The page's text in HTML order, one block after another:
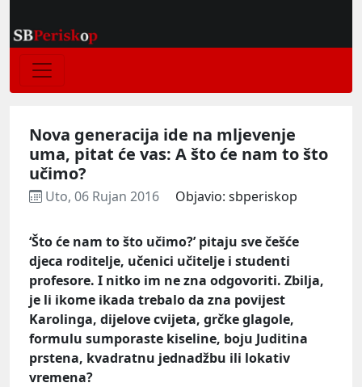
Nova generacija ide na mljevenje
uma, pitat će vas: A što će nam to što
učimo?
Uto, 06 Rujan 2016 Objavio: sbperiskop
‘Što će nam to što učimo?’ pitaju sve češće
djeca roditelje, učenici učitelje i studenti
profesore. I nitko im ne zna odgovoriti. Zbilja,
je li ikome ikada trebalo da zna povijest
Karolinga, dijelove cvijeta, grčke glagole,
formulu sumporaste kiseline, boju Juditina
prstena, kvadratnu jednadžbu ili lokativ
vremena?